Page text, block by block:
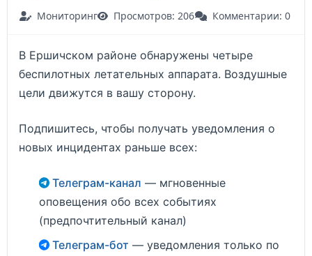
Мониторинг Просмотров: 206 Комментарии: 0
В Ершичском районе обнаружены четыре
беспилотных летательных аппарата. Воздушные
цели движутся в вашу сторону.
Подпишитесь, чтобы получать уведомления о
новых инцидентах раньше всех:
Телеграм-канал — мгновенные
оповещения обо всех событиях
(предпочтительный канал)
Телеграм-бот — уведомления только по